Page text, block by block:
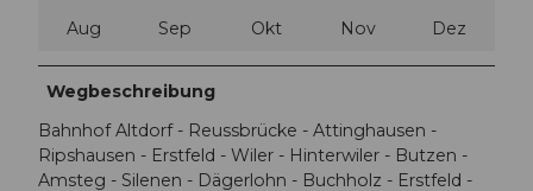
Aug Sep Okt Nov Dez
Wegbeschreibung
Bahnhof Altdorf - Reussbrücke - Attinghausen -
Ripshausen - Erstfeld - Wiler - Hinterwiler - Butzen -
Amsteg - Silenen - Dägerlohn - Buchholz - Erstfeld -